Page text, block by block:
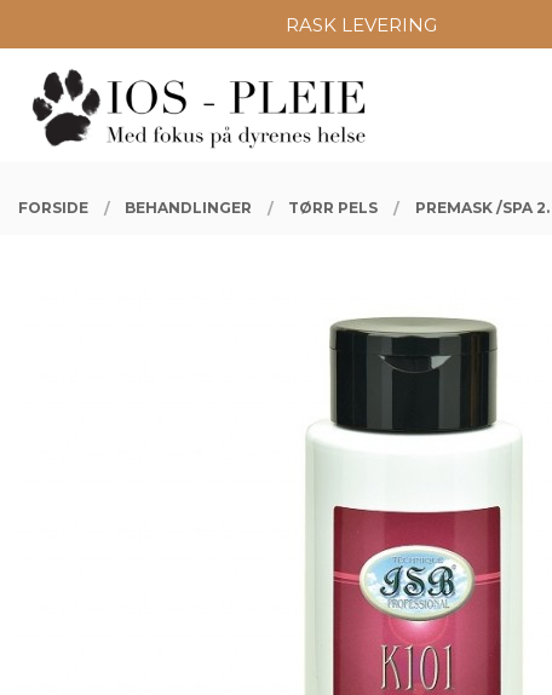
til
innholdet
RASK LEVERING
FORSIDE BEHANDLINGER TØRR PELS PREMASK /SPA 2.